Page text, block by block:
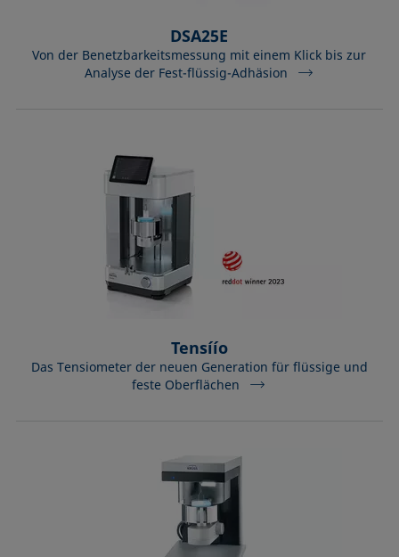
DSA25E
Von der Benetzbarkeitsmessung mit einem Klick bis zur
Analyse der Fest-flüssig-Adhäsion
Tensíío
Das Tensiometer der neuen Generation für flüssige und
feste Oberflächen